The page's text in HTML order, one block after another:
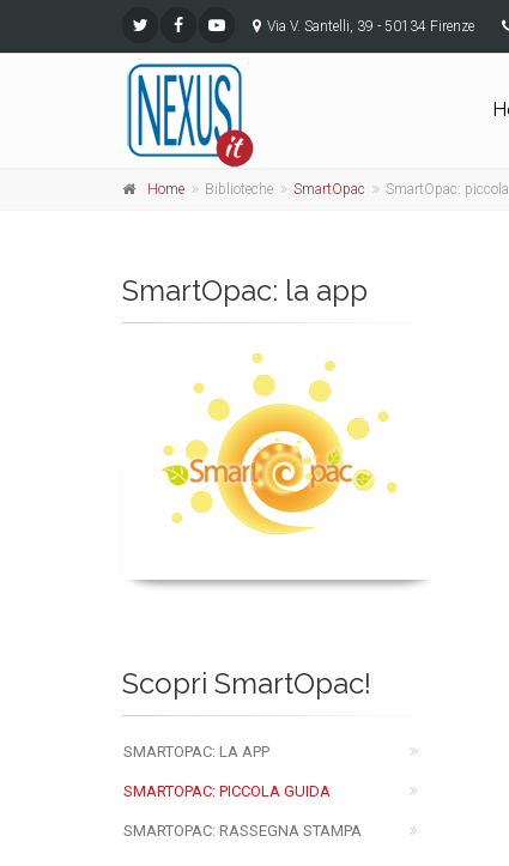
Via V. Santelli, 39 - 50134 Firenze
Home Biblioteche SmartOpac SmartOpac:
SmartOpac: la app
Scopri SmartOpac!
SMARTOPAC: LA APP
SMARTOPAC: PICCOLA GUIDA
SMARTOPAC: RASSEGNA STAMPA